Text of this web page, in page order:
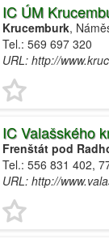
IC ÚM
Krucemburk,
Tel.: 569 697 320
URL: http://
IC Valašského
Frenštát pod
Tel.: 556 831 402,
URL: http://